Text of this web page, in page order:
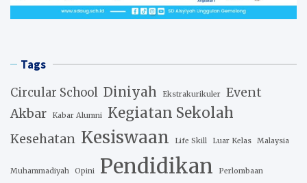
Tags
Circular School Diniyah Ekstrakurikuler
Event
Akbar
Kabar Alumni Kegiatan Sekolah
Kesehatan Kesiswaan Life Skill Luar Kelas Malaysia
Muhammadiyah Opini Pendidikan Perlombaan